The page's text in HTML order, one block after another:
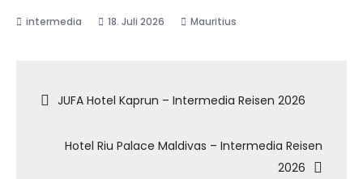
18. Juli 2026 Mauritius
Beitragsnavigation
JUFA Hotel Kaprun – Intermedia Reisen 2026
Hotel Riu Palace Maldivas – Intermedia Reisen
2026